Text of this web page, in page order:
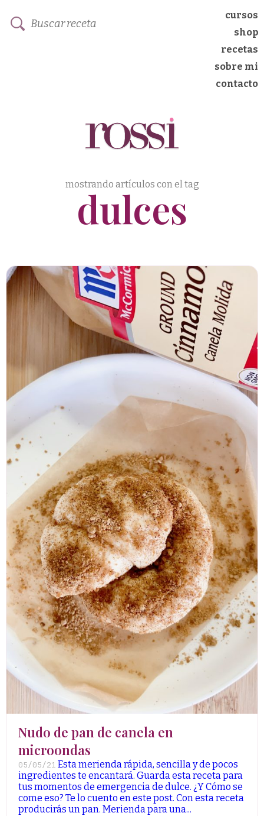
cursos
shop
recetas
sobre mi
contacto
mostrando artículos con el tag
dulces
Nudo de pan de canela en
microondas
05/05/21 Esta merienda rápida, sencilla y de pocos
ingredientes te encantará. Guarda esta receta para
tus momentos de emergencia de dulce. ¿Y Cómo se
come eso? Te lo cuento en este post. Con esta receta
producirás un pan. Merienda para una...